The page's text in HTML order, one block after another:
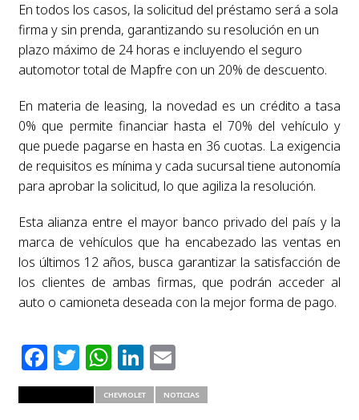
En todos los casos, la solicitud del préstamo será a sola
firma y sin prenda, garantizando su resolución en un
plazo máximo de 24 horas e incluyendo el seguro
automotortotal de Mapfre con un 20% de descuento.
En materia de leasing, la novedad es un crédito a tasa
0% que permite financiar hasta el 70% del vehículo y
que puede pagarse en hasta en 36 cuotas. La exigencia
de requisitos es mínima y cada sucursal tiene autonomía
para aprobar la solicitud, lo que agiliza la resolución.
Esta alianza entre el mayor banco privado del país y la
marca de vehículos que ha encabezado las ventas en
los últimos 12 años, busca garantizar la satisfacción de
los clientes de ambas firmas, que podrán acceder al
auto o camioneta deseada con la mejor forma de pago.
Facebook
Twitter
WhatsApp
LinkedIn
Email
CHEVROLET NOTICIAS